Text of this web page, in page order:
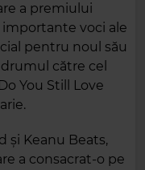
a premiului
voci ale
pentru noul său
către cel
You Still Love
și Keanu Beats,
a consacrat-o pe